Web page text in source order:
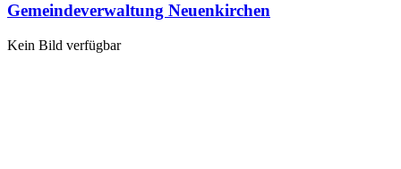
Gemeindeverwaltung Neuenkirchen
Kein Bild verfügbar